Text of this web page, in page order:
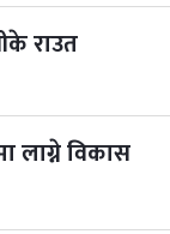
राउत
लाग्ने विकास